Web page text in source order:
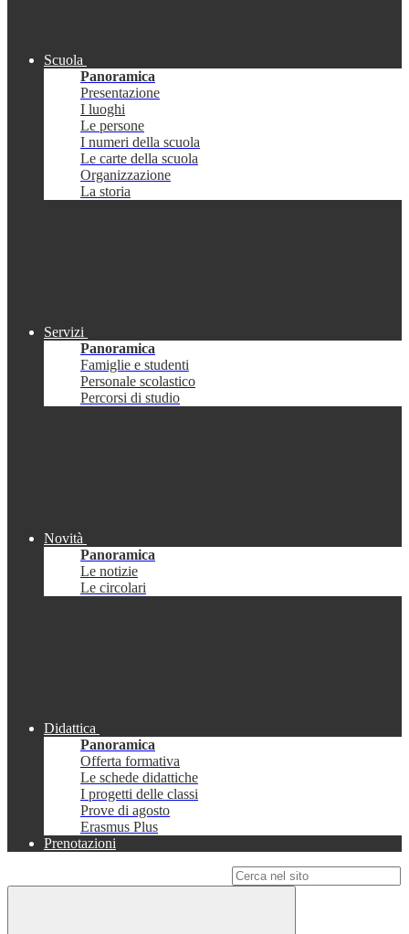
Scuola
Panoramica
Presentazione
I luoghi
Le persone
I numeri della scuola
Le carte della scuola
Organizzazione
La storia
Servizi
Panoramica
Famiglie e studenti
Personale scolastico
Percorsi di studio
Novità
Panoramica
Le notizie
Le circolari
Didattica
Panoramica
Offerta formativa
Le schede didattiche
I progetti delle classi
Prove di agosto
Erasmus Plus
Prenotazioni